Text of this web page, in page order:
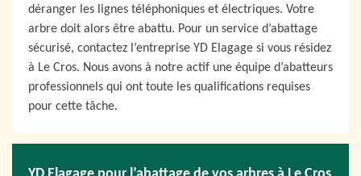
déranger les lignes téléphoniques et électriques. Votre
arbre doit alors être abattu. Pour un service d’abattage
sécurisé, contactez l’entreprise YD Elagage si vous résidez
à Le Cros. Nous avons à notre actif une équipe d’abatteurs
professionnels qui ont toute les qualifications requises
pour cette tâche.